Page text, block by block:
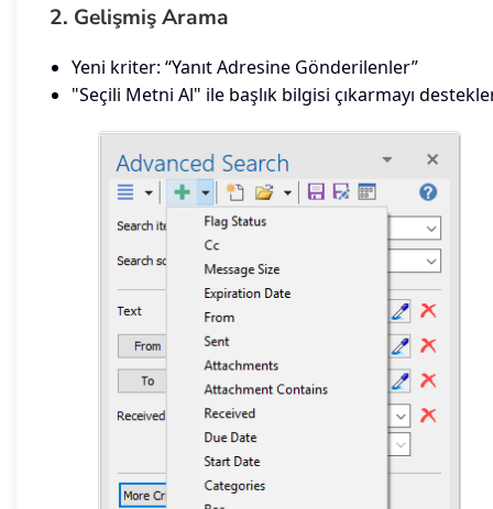
2. Gelişmiş Arama
Yeni kriter: “Yanıt Adresine Gönderilenler”
"Seçili Metni Al" ile başlık bilgisi çıkarmayı